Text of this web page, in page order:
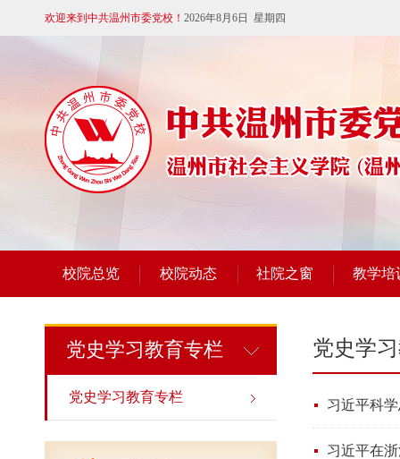
欢迎来到中共温州市委党校！ 2026年8月6日 星期四
校院总览 校院动态 社院之窗 教学培
党史学习教育专栏
党史学习教育专栏
党史学
习近平科
习近平在